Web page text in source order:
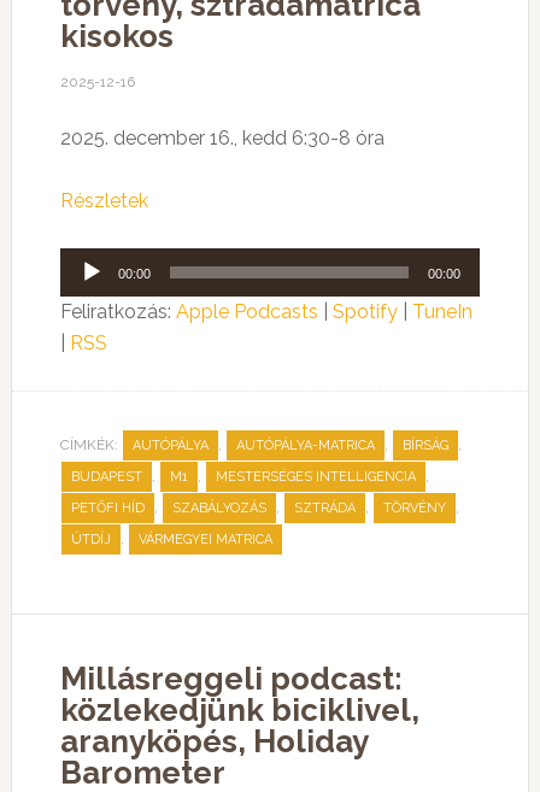
kisokos
2025-12-16
2025. december 16., kedd 6:30-8 óra
Részletek
Audió
lejátszó
00:00 00:00
Feliratkozás: Apple Podcasts Spotify| TuneIn
RSS
CÍMKÉK: AUTÓPÁLYA , AUTÓPÁLYA-MATRICA , BÍRSÁG ,
BUDAPEST , M1 , MESTERSÉGES INTELLIGENCIA ,
PETŐFI HÍD , SZABÁLYOZÁS , SZTRÁDA , TÖRVÉNY ,
ÚTDÍJ , VÁRMEGYEI MATRICA
Millásreggeli podcast:
közlekedjünk biciklivel,
aranyköpés, Holiday
Barometer